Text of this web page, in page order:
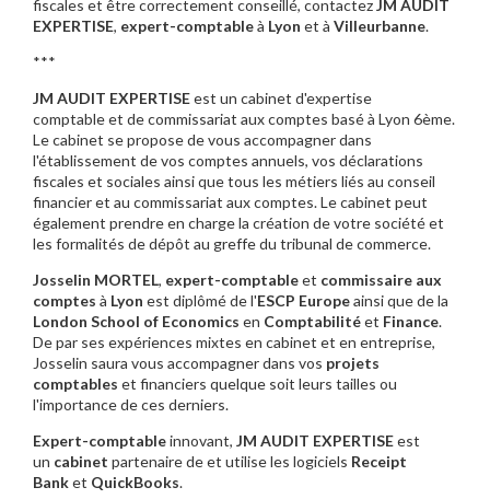
fiscales et être correctement conseillé, contactezJM AUDIT
EXPERTISE, expert-comptableà Lyon et à Villeurbanne.
***
JM AUDIT EXPERTISEest un cabinet d'expertise
comptable et de commissariat aux comptes basé à Lyon 6ème.
Le cabinet se propose de vous accompagner dans
l'établissement de vos comptes annuels, vos déclarations
fiscales et sociales ainsi que tous les métiers liés au conseil
financier et au commissariat aux comptes. Le cabinet peut
également prendre en charge la création de votre société et
les formalités de dépôt au greffe du tribunal de commerce.
Josselin MORTEL, expert-comptableet commissaire aux
comptes à Lyon est diplômé de l'ESCP Europeainsi que de la
London School of Economics en Comptabilitéet Finance.
De par ses expériences mixtes en cabinet et en entreprise,
Josselin saura vous accompagner dans vos projets
comptables et financiers quelque soit leurs tailles ou
l'importance de ces derniers.
Expert-comptableinnovant, JM AUDIT EXPERTISEest
un cabinet partenaire de et utilise les logiciels Receipt
Banket QuickBooks.